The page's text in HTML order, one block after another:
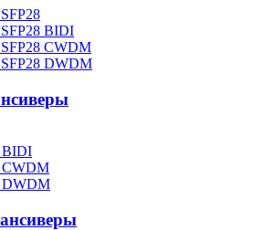
BIDI
CWDM
DWDM
BIDI
CWDM
DWDM